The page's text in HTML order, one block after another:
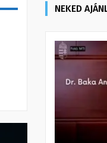
NEKED